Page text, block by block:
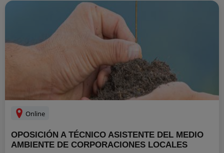
Online
OPOSICIÓN A TÉCNICO ASISTENTE DEL MEDIO
AMBIENTE DE CORPORACIONES LOCALES